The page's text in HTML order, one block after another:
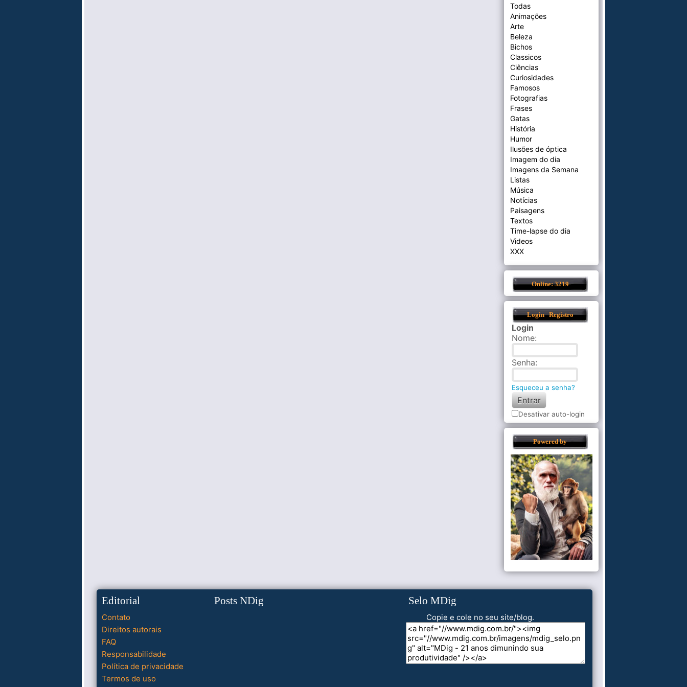
Todas
Animações
Arte
Beleza
Bichos
Classicos
Ciências
Curiosidades
Famosos
Fotografias
Frases
Gatas
História
Humor
Ilusões de óptica
Imagem do dia
Imagens da Semana
Listas
Música
Notícias
Paisagens
Textos
Time-lapse do dia
Videos
XXX
Online: 3219
Login Registro
Login
Nome:
Senha:
Esqueceu a senha?
Desativar auto-login
Powered by
Editorial
Contato
Direitos autorais
FAQ
Responsabilidade
Política de privacidade
Termos de uso
Posts NDig Selo MDig
Copie e cole no seu site/blog.